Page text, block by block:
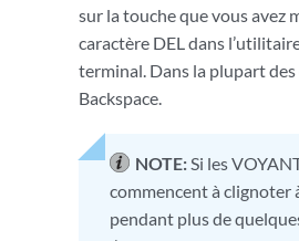
sur la touche que vous avez
caractère DEL dans
terminal. Dans la plupart des
Backspace.
NOTE:Si les
commencent à clignoter
pendant plus de